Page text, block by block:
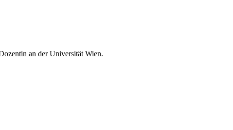
an der Universität Wien.